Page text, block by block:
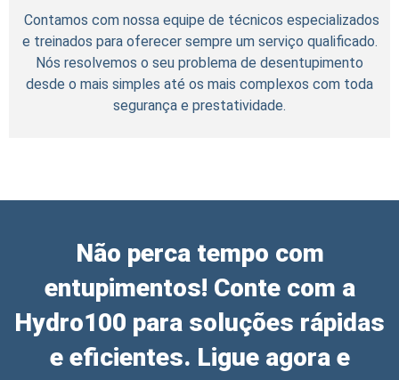
⁠ Contamos com nossa equipe de técnicos especializados
e treinados para oferecer sempre um serviço qualificado.
Nós resolvemos o seu problema de desentupimento
desde o mais simples até os mais complexos com toda
segurança e prestatividade.
Não perca tempo com
entupimentos! Conte com a
Hydro100 para soluções rápidas
e eficientes. Ligue agora e